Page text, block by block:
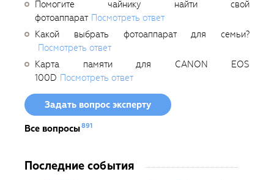
Помогите чайнику найти свой
фотоаппарат Посмотреть ответ
Какой выбрать фотоаппарат для семьи?
Посмотреть ответ
Карта памяти для CANON EOS
100D Посмотреть ответ
Задать вопрос эксперту
Все вопросы891
Последние события